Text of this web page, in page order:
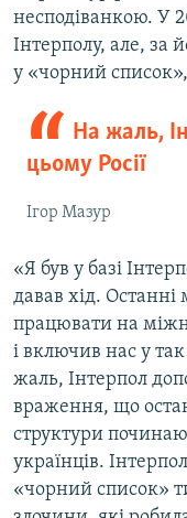
несподіванкою. У
Інтерполу, але, за
у «чорний список»,
На жаль,
цьому Росії
Ігор Мазур
«Я був у базі
давав хід. Останні
працювати на
і включив нас у
жаль, Інтерпол
враження, що
структури
українців.
«чорний список»